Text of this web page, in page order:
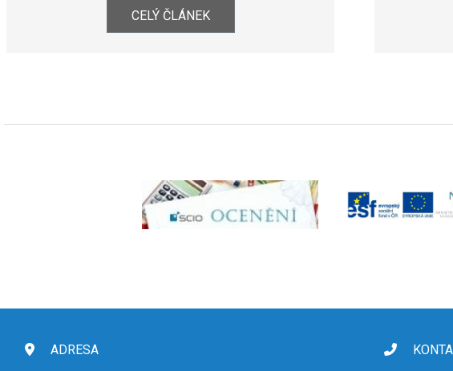
CELÝ ČLÁNEK
ADRESA